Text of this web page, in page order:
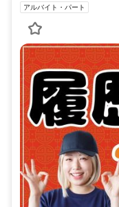
アルバイト・パート